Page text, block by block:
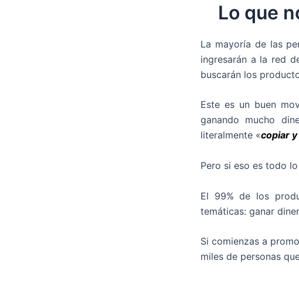
Lo que
La mayoría de las
ingresarán a la red
buscarán los
Este es un buen
ganando mucho
literalmente «copiar
Pero si eso es todo
El 99% de los
temáticas: ganar
Si comienzas a
miles de personas